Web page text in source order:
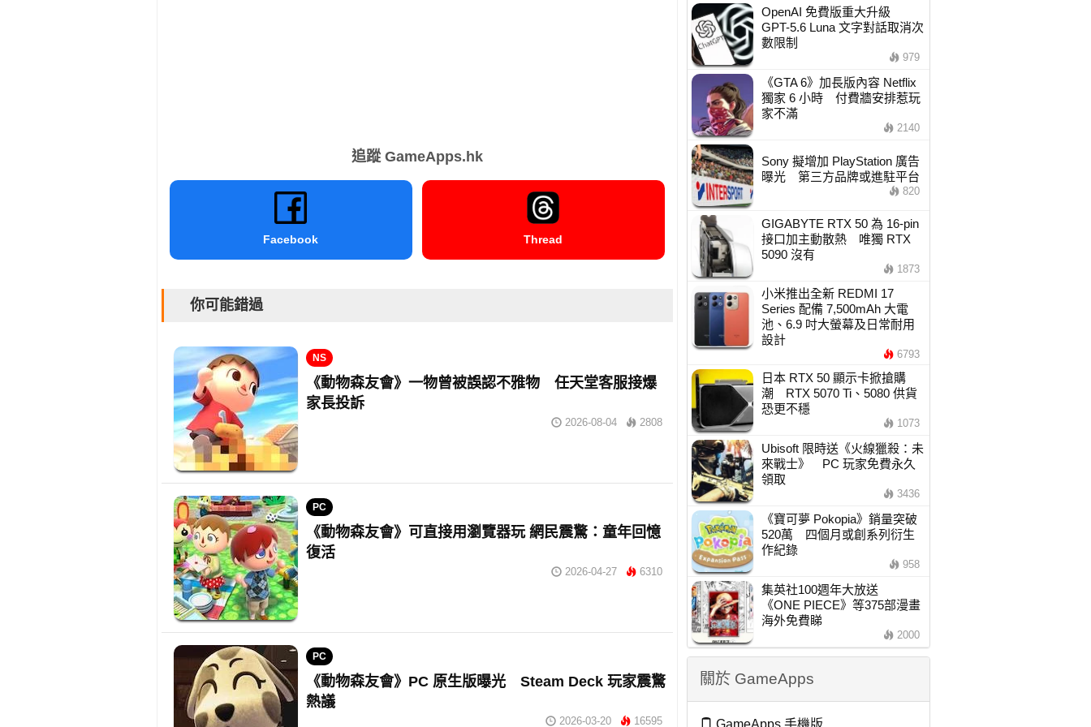
追蹤 GameApps.hk
Facebook Thread
你可能錯過
NS
《動物森友會》一物曾被誤認不雅物 任天堂客服接爆
家長投訴
2026-08-04 2808
PC
《動物森友會》可直接用瀏覽器玩 網民震驚：童年回憶
復活
2026-04-27 6310
PC
《動物森友會》PC 原生版曝光 Steam Deck 玩家震驚
熱議
2026-03-20 16595
OpenAI 免費版重大升級
GPT-5.6 Luna 文字對話取消次
數限制
979
《GTA 6》加長版內容 Netflix
獨家 6 小時 付費牆安排惹玩
家不滿
2140
Sony 擬增加 PlayStation 廣告
曝光 第三方品牌或進駐平台
820
GIGABYTE RTX 50 為 16-pin
接口加主動散熱 唯獨 RTX
5090 沒有
1873
小米推出全新 REDMI 17
Series 配備 7,500mAh 大電
池、6.9 吋大螢幕及日常耐用
設計
6793
日本 RTX 50 顯示卡掀搶購
潮 RTX 5070 Ti、5080 供貨
恐更不穩
1073
Ubisoft 限時送《火線獵殺：未
來戰士》 PC 玩家免費永久
領取
3436
《寶可夢 Pokopia》銷量突破
520萬 四個月或創系列衍生
作紀錄
958
集英社100週年大放送
《ONE PIECE》等375部漫畫
海外免費睇
2000
關於 GameApps
GameApps 手機版